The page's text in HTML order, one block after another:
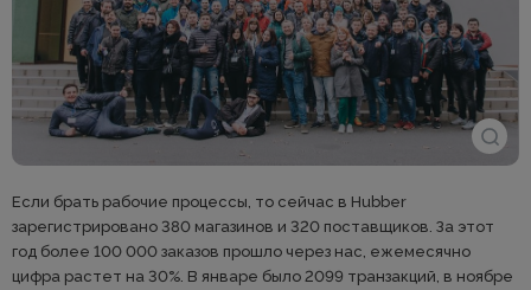
Если брать рабочие процессы, то сейчас в Hubber
зарегистрировано 380 магазинов и 320 поставщиков. За этот
год более 100 000 заказов прошло через нас, ежемесячно
цифра растет на 30%. В январе было 2099 транзакций, в ноябре